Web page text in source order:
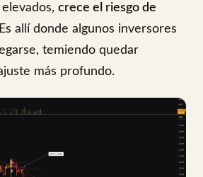
crece el riesgo de
allí donde algunos inversores
temiendo quedar
más profundo.